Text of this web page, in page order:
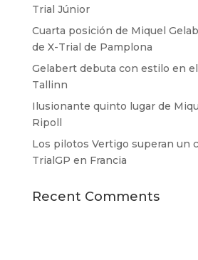
Trial Júnior
Cuarta posición de Miquel
de X-Trial de Pamplona
Gelabert debuta con estilo en
Tallinn
Ilusionante quinto lugar de
Ripoll
Los pilotos Vertigo superan un
TrialGP en Francia
Recent Comments